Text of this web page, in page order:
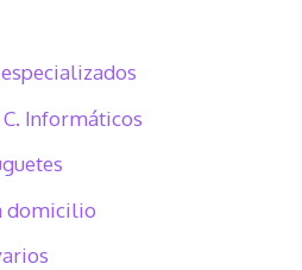
Informáticos
domicilio